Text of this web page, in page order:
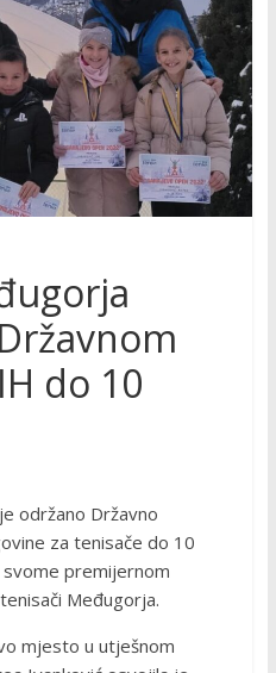
do 10
održano Državno
za tenisače do 10
premijernom
Međugorja.
mjesto u utješnom